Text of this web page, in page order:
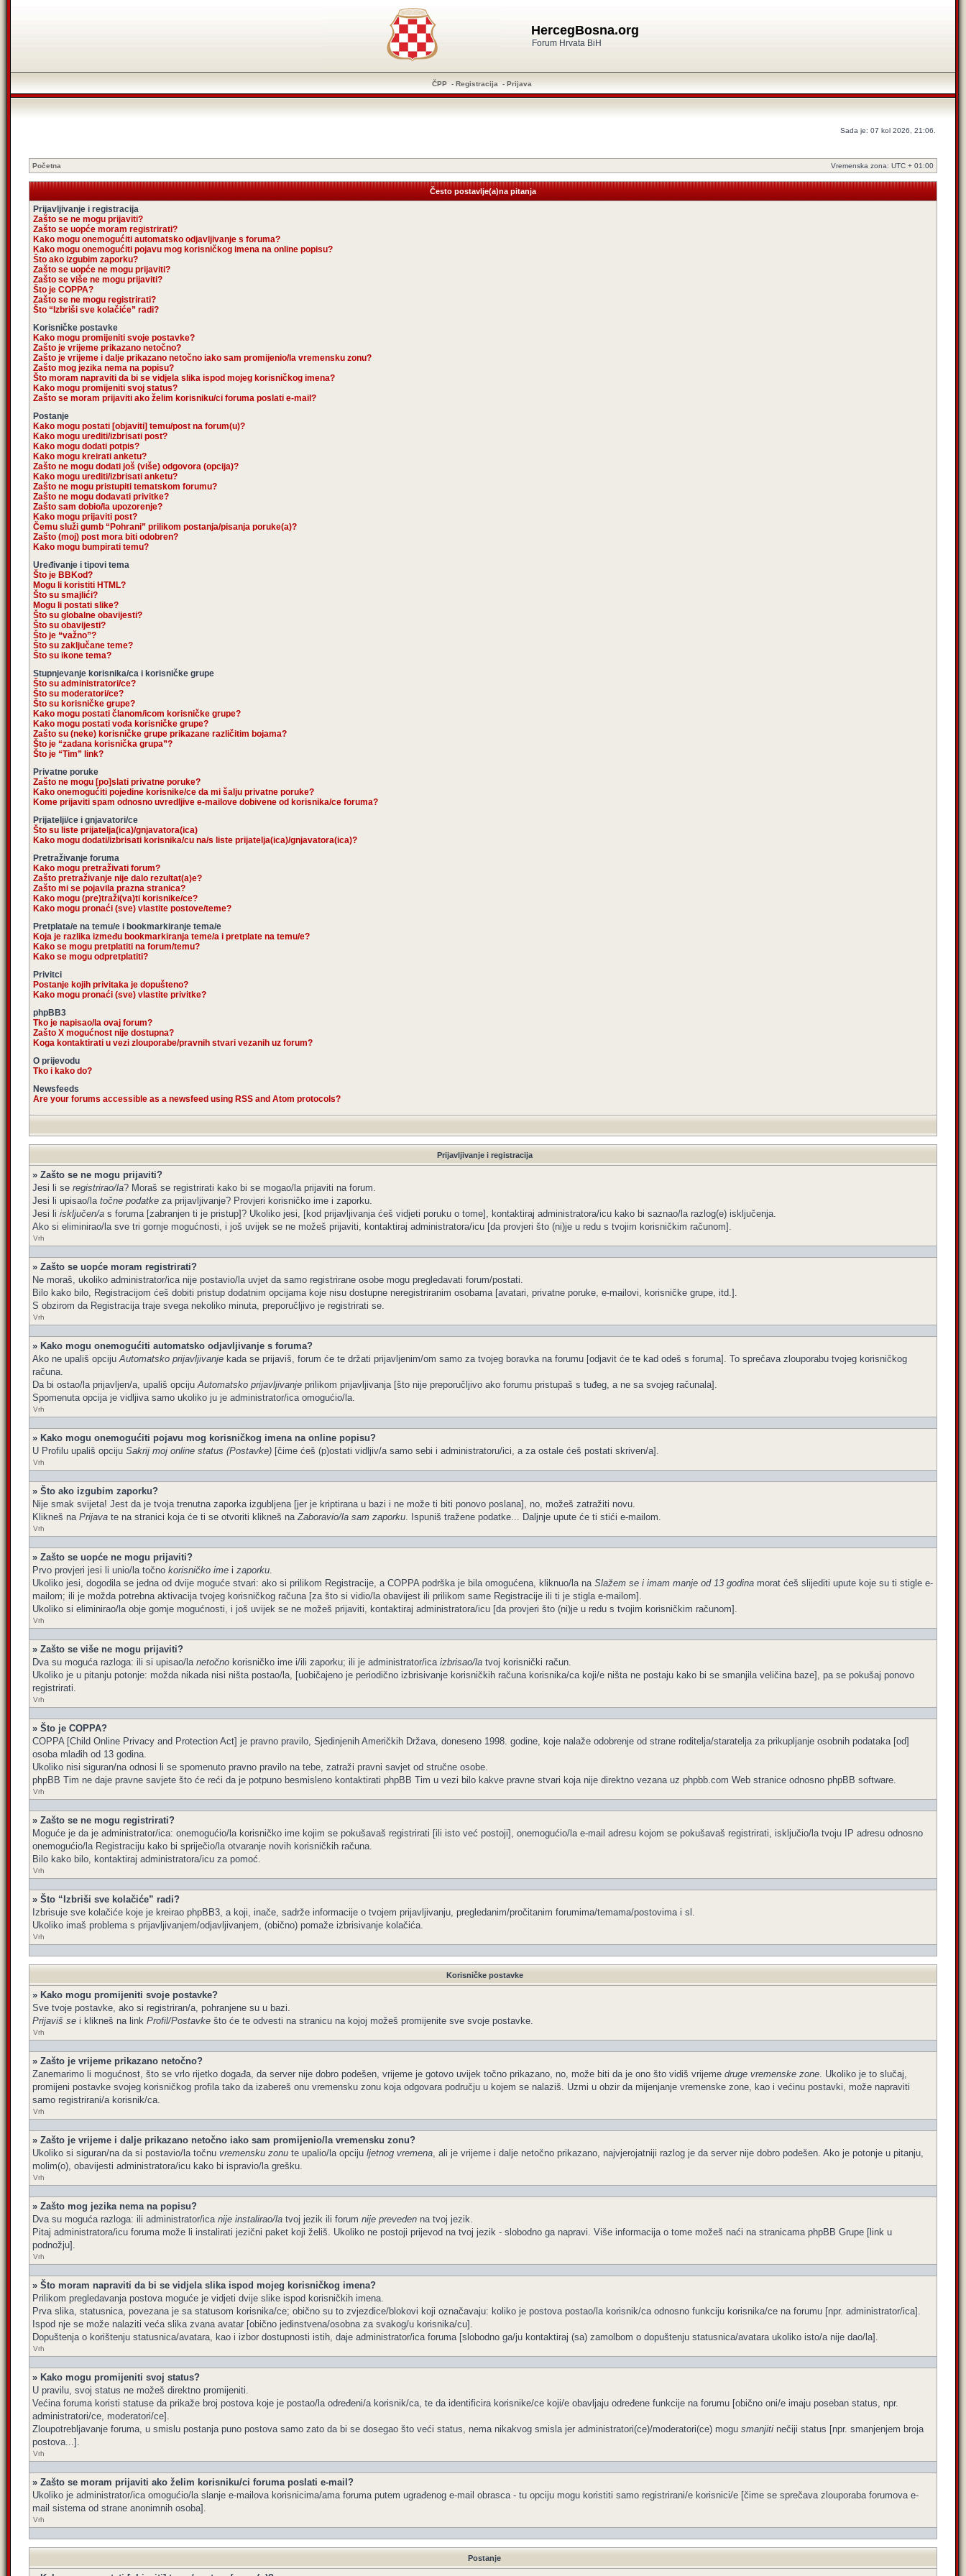
HercegBosna.org
Forum Hrvata BiH
ČPP - Registracija - Prijava
Sada je: 07 kol 2026, 21:06.
Početna Vremenska zona: UTC + 01:00
Često postavlje(a)na pitanja
Prijavljivanje i registracija
Zašto se ne mogu prijaviti?
Zašto se uopće moram registrirati?
Kako mogu onemogućiti automatsko odjavljivanje s foruma?
Kako mogu onemogućiti pojavu mog korisničkog imena na online popisu?
Što ako izgubim zaporku?
Zašto se uopće ne mogu prijaviti?
Zašto se više ne mogu prijaviti?
Što je COPPA?
Zašto se ne mogu registrirati?
Što “Izbriši sve kolačiće” radi?
Korisničke postavke
Kako mogu promijeniti svoje postavke?
Zašto je vrijeme prikazano netočno?
Zašto je vrijeme i dalje prikazano netočno iako sam promijenio/la vremensku zonu?
Zašto mog jezika nema na popisu?
Što moram napraviti da bi se vidjela slika ispod mojeg korisničkog imena?
Kako mogu promijeniti svoj status?
Zašto se moram prijaviti ako želim korisniku/ci foruma poslati e-mail?
Postanje
Kako mogu postati [objaviti] temu/post na forum(u)?
Kako mogu urediti/izbrisati post?
Kako mogu dodati potpis?
Kako mogu kreirati anketu?
Zašto ne mogu dodati još (više) odgovora (opcija)?
Kako mogu urediti/izbrisati anketu?
Zašto ne mogu pristupiti tematskom forumu?
Zašto ne mogu dodavati privitke?
Zašto sam dobio/la upozorenje?
Kako mogu prijaviti post?
Čemu služi gumb “Pohrani” prilikom postanja/pisanja poruke(a)?
Zašto (moj) post mora biti odobren?
Kako mogu bumpirati temu?
Uređivanje i tipovi tema
Što je BBKod?
Mogu li koristiti HTML?
Što su smajlići?
Mogu li postati slike?
Što su globalne obavijesti?
Što su obavijesti?
Što je “važno”?
Što su zaključane teme?
Što su ikone tema?
Stupnjevanje korisnika/ca i korisničke grupe
Što su administratori/ce?
Što su moderatori/ce?
Što su korisničke grupe?
Kako mogu postati članom/icom korisničke grupe?
Kako mogu postati vođa korisničke grupe?
Zašto su (neke) korisničke grupe prikazane različitim bojama?
Što je “zadana korisnička grupa”?
Što je “Tim” link?
Privatne poruke
Zašto ne mogu [po]slati privatne poruke?
Kako onemogućiti pojedine korisnike/ce da mi šalju privatne poruke?
Kome prijaviti spam odnosno uvredljive e-mailove dobivene od korisnika/ce foruma?
Prijatelji/ce i gnjavatori/ce
Što su liste prijatelja(ica)/gnjavatora(ica)
Kako mogu dodati/izbrisati korisnika/cu na/s liste prijatelja(ica)/gnjavatora(ica)?
Pretraživanje foruma
Kako mogu pretraživati forum?
Zašto pretraživanje nije dalo rezultat(a)e?
Zašto mi se pojavila prazna stranica?
Kako mogu (pre)traži(va)ti korisnike/ce?
Kako mogu pronaći (sve) vlastite postove/teme?
Pretplata/e na temu/e i bookmarkiranje tema/e
Koja je razlika između bookmarkiranja teme/a i pretplate na temu/e?
Kako se mogu pretplatiti na forum/temu?
Kako se mogu odpretplatiti?
Privitci
Postanje kojih privitaka je dopušteno?
Kako mogu pronaći (sve) vlastite privitke?
phpBB3
Tko je napisao/la ovaj forum?
Zašto X mogućnost nije dostupna?
Koga kontaktirati u vezi zlouporabe/pravnih stvari vezanih uz forum?
O prijevodu
Tko i kako do?
Newsfeeds
Are your forums accessible as a newsfeed using RSS and Atom protocols?
Prijavljivanje i registracija
» Zašto se ne mogu prijaviti?
Jesi li se registrirao/la? Moraš se registrirati kako bi se mogao/la prijaviti na forum.
Jesi li upisao/la točne podatke za prijavljivanje? Provjeri korisničko ime i zaporku.
Jesi li isključen/a s foruma [zabranjen ti je pristup]? Ukoliko jesi, [kod prijavljivanja ćeš vidjeti poruku o tome], kontaktiraj administratora/icu kako bi saznao/la razlog(e) isključenja.
Ako si eliminirao/la sve tri gornje mogućnosti, i još uvijek se ne možeš prijaviti, kontaktiraj administratora/icu [da provjeri što (ni)je u redu s tvojim korisničkim računom].
Vrh
» Zašto se uopće moram registrirati?
Ne moraš, ukoliko administrator/ica nije postavio/la uvjet da samo registrirane osobe mogu pregledavati forum/postati.
Bilo kako bilo, Registracijom ćeš dobiti pristup dodatnim opcijama koje nisu dostupne neregistriranim osobama [avatari, privatne poruke, e-mailovi, korisničke grupe, itd.].
S obzirom da Registracija traje svega nekoliko minuta, preporučljivo je registrirati se.
Vrh
» Kako mogu onemogućiti automatsko odjavljivanje s foruma?
Ako ne upališ opcijuAutomatsko prijavljivanje kada se prijaviš, forum će te držati prijavljenim/om samo za tvojeg boravka na forumu [odjavit će te kad odeš s foruma]. To sprečava zlouporabu tvojeg korisničkog
računa.
Da bi ostao/la prijavljen/a, upališ opcijuAutomatsko prijavljivanje prilikom prijavljivanja [što nije preporučljivo ako forumu pristupaš s tuđeg, a ne sa svojeg računala].
Spomenuta opcija je vidljiva samo ukoliko ju je administrator/ica omogućio/la.
Vrh
» Kako mogu onemogućiti pojavu mog korisničkog imena na online popisu?
U Profilu upališ opciju Sakrij moj online status (Postavke) [čime ćeš (p)ostati vidljiv/a samo sebi i administratoru/ici, a za ostale ćeš postati skriven/a].
Vrh
» Što ako izgubim zaporku?
Nije smak svijeta! Jest da je tvoja trenutna zaporka izgubljena [jer je kriptirana u bazi i ne može ti biti ponovo poslana], no, možeš zatražiti novu.
Klikneš na Prijava te na stranici koja će ti se otvoriti klikneš naZaboravio/la sam zaporku. Ispuniš tražene podatke... Daljnje upute će ti stići e-mailom.
Vrh
» Zašto se uopće ne mogu prijaviti?
Prvo provjeri jesi li unio/la točno korisničko ime i zaporku.
Ukoliko jesi, dogodila se jedna od dvije moguće stvari: ako si prilikom Registracije, a COPPA podrška je bila omogućena, kliknuo/la na Slažem se i imam manje od 13 godina morat ćeš slijediti upute koje su ti stigle e-
mailom; ili je možda potrebna aktivacija tvojeg korisničkog računa [za što si vidio/la obavijest ili prilikom same Registracije ili ti je stigla e-mailom].
Ukoliko si eliminirao/la obje gornje mogućnosti, i još uvijek se ne možeš prijaviti, kontaktiraj administratora/icu [da provjeri što (ni)je u redu s tvojim korisničkim računom].
Vrh
» Zašto se više ne mogu prijaviti?
Dva su moguća razloga: ili si upisao/la netočno korisničko ime i/ili zaporku; ili je administrator/ica izbrisao/la tvoj korisnički račun.
Ukoliko je u pitanju potonje: možda nikada nisi ništa postao/la, [uobičajeno je periodično izbrisivanje korisničkih računa korisnika/ca koji/e ništa ne postaju kako bi se smanjila veličina baze], pa se pokušaj ponovo
registrirati.
Vrh
» Što je COPPA?
COPPA [Child Online Privacy and Protection Act] je pravno pravilo, Sjedinjenih Američkih Država, doneseno 1998. godine, koje nalaže odobrenje od strane roditelja/staratelja za prikupljanje osobnih podataka [od]
osoba mlađih od 13 godina.
Ukoliko nisi siguran/na odnosi li se spomenuto pravno pravilo na tebe, zatraži pravni savjet od stručne osobe.
phpBB Tim ne daje pravne savjete što će reći da je potpuno besmisleno kontaktirati phpBB Tim u vezi bilo kakve pravne stvari koja nije direktno vezana uz phpbb.com Web stranice odnosno phpBB software.
Vrh
» Zašto se ne mogu registrirati?
Moguće je da je administrator/ica: onemogućio/la korisničko ime kojim se pokušavaš registrirati [ili isto već postoji], onemogućio/la e-mail adresu kojom se pokušavaš registrirati, isključio/la tvoju IP adresu odnosno
onemogućio/la Registraciju kako bi spriječio/la otvaranje novih korisničkih računa.
Bilo kako bilo, kontaktiraj administratora/icu za pomoć.
Vrh
» Što “Izbriši sve kolačiće” radi?
Izbrisuje sve kolačiće koje je kreirao phpBB3, a koji, inače, sadrže informacije o tvojem prijavljivanju, pregledanim/pročitanim forumima/temama/postovima i sl.
Ukoliko imaš problema s prijavljivanjem/odjavljivanjem, (obično) pomaže izbrisivanje kolačića.
Vrh
Korisničke postavke
» Kako mogu promijeniti svoje postavke?
Sve tvoje postavke, ako si registriran/a, pohranjene su u bazi.
Prijaviš se i klikneš na link Profil/Postavke što će te odvesti na stranicu na kojoj možeš promijenite sve svoje postavke.
Vrh
» Zašto je vrijeme prikazano netočno?
Zanemarimo li mogućnost, što se vrlo rijetko događa, da server nije dobro podešen, vrijeme je gotovo uvijek točno prikazano, no, može biti da je ono što vidiš vrijeme druge vremenske zone. Ukoliko je to slučaj,
promijeni postavke svojeg korisničkog profila tako da izabereš onu vremensku zonu koja odgovara području u kojem se nalaziš. Uzmi u obzir da mijenjanje vremenske zone, kao i većinu postavki, može napraviti
samo registrirani/a korisnik/ca.
Vrh
» Zašto je vrijeme i dalje prikazano netočno iako sam promijenio/la vremensku zonu?
Ukoliko si siguran/na da si postavio/la točnu vremensku zonu te upalio/la opciju ljetnog vremena, ali je vrijeme i dalje netočno prikazano, najvjerojatniji razlog je da server nije dobro podešen. Ako je potonje u pitanju,
molim(o), obavijesti administratora/icu kako bi ispravio/la grešku.
Vrh
» Zašto mog jezika nema na popisu?
Dva su moguća razloga: ili administrator/ica nije instalirao/la tvoj jezik ili forum nije preveden na tvoj jezik.
Pitaj administratora/icu foruma može li instalirati jezični paket koji želiš. Ukoliko ne postoji prijevod na tvoj jezik - slobodno ga napravi. Više informacija o tome možeš naći na stranicama phpBB Grupe [link u
podnožju].
Vrh
» Što moram napraviti da bi se vidjela slika ispod mojeg korisničkog imena?
Prilikom pregledavanja postova moguće je vidjeti dvije slike ispod korisničkih imena.
Prva slika, statusnica, povezana je sa statusom korisnika/ce; obično su to zvjezdice/blokovi koji označavaju: koliko je postova postao/la korisnik/ca odnosno funkciju korisnika/ce na forumu [npr. administrator/ica].
Ispod nje se može nalaziti veća slika zvana avatar [obično jedinstvena/osobna za svakog/u korisnika/cu].
Dopuštenja o korištenju statusnica/avatara, kao i izbor dostupnosti istih, daje administrator/ica foruma [slobodno ga/ju kontaktiraj (sa) zamolbom o dopuštenju statusnica/avatara ukoliko isto/a nije dao/la].
Vrh
» Kako mogu promijeniti svoj status?
U pravilu, svoj status ne možeš direktno promijeniti.
Većina foruma koristi statuse da prikaže broj postova koje je postao/la određeni/a korisnik/ca, te da identificira korisnike/ce koji/e obavljaju određene funkcije na forumu [obično oni/e imaju poseban status, npr.
administratori/ce, moderatori/ce].
Zloupotrebljavanje foruma, u smislu postanja puno postova samo zato da bi se dosegao što veći status, nema nikakvog smisla jer administratori(ce)/moderatori(ce) mogu smanjiti nečiji status [npr. smanjenjem broja
postova...].
Vrh
» Zašto se moram prijaviti ako želim korisniku/ci foruma poslati e-mail?
Ukoliko je administrator/ica omogućio/la slanje e-mailova korisnicima/ama foruma putem ugrađenog e-mail obrasca - tu opciju mogu koristiti samo registrirani/e korisnici/e [čime se sprečava zlouporaba forumova e-
mail sistema od strane anonimnih osoba].
Vrh
Postanje